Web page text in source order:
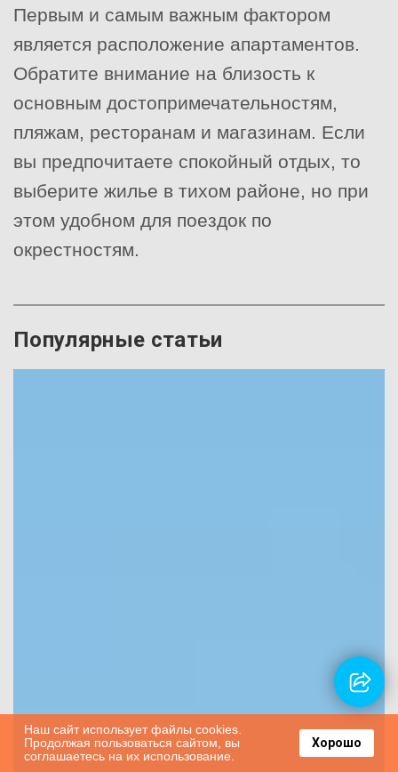
Первым и самым важным фактором
является расположение апартаментов.
Обратите внимание на близость к
основным достопримечательностям,
пляжам, ресторанам и магазинам. Если
вы предпочитаете спокойный отдых, то
выберите жилье в тихом районе, но при
этом удобном для поездок по
окрестностям.
Популярные статьи
Наш сайт использует файлы cookies.
Продолжая пользоваться сайтом, вы
соглашаетесь на их использование.
Хорошо